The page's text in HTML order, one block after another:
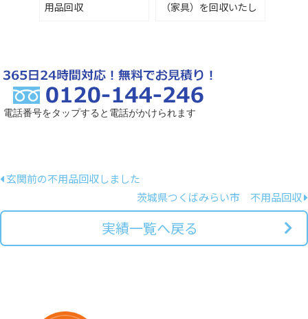
用品回収
（家具）を回収いたし
電話番号をタップすると電話がかけられます
玄関前の不用品回収しました
茨城県つくばみらい市 不用品回収
実績一覧へ戻る